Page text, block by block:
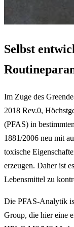
Selbst
Im Zuge des
2018 Rev.0,
(PFAS) in
1881/2006 neu mit
toxische
erzeugen. Daher ist
Lebensmittel zu
Die PFAS-Analytik
Group, die hier eine